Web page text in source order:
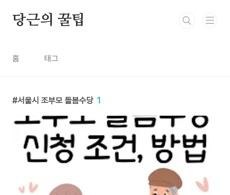
당근의 꿀팁
홈 태그
서울시 조부모 돌봄수당 1